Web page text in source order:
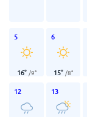
5
16° /9°
6
15° /8°
12 13